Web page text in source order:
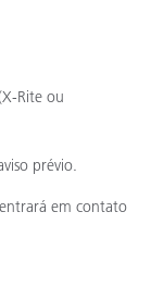
Rite ou
prévio.
em contato